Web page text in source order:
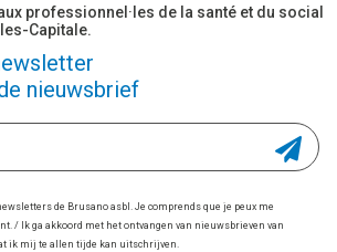
professionnel·les de la santé et du social
Capitale.
nieuwsbrief
de Brusano asbl. Je comprends que je peux me
/ Ik ga akkoord met het ontvangen van nieuwsbrieven van
ik mij te allen tijde kan uitschrijven.